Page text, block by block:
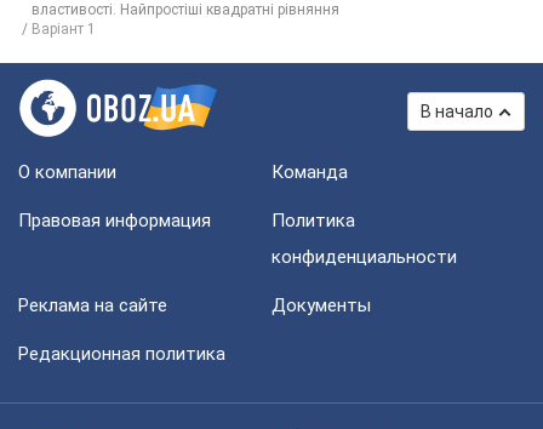
властивості. Найпростіші квадратні рівняння
Варіант 1
В начало
О компании Команда
Правовая информация
Политика
конфиденциальности
Реклама на сайте Документы
Редакционная политика